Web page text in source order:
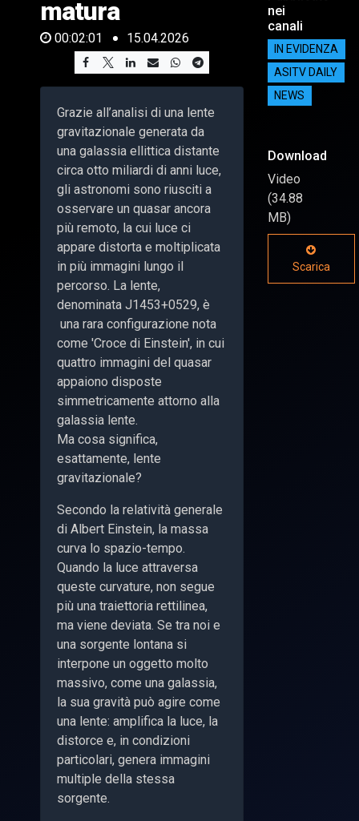
matura
00:02:01 15.04.2026
Grazie all’analisi di una lente
gravitazionale generata da
una galassia ellittica distante
circa otto miliardi di anni luce,
gli astronomi sono riusciti a
osservare un quasar ancora
più remoto, la cui luce ci
appare distorta e moltiplicata
in più immagini lungo il
percorso. La lente,
denominata J1453+0529, è
una rara configurazione nota
come 'Croce di Einstein', in cui
quattro immagini del quasar
appaiono disposte
simmetricamente attorno alla
galassia lente.
Ma cosa significa,
esattamente, lente
gravitazionale?
Secondo la relatività generale
di Albert Einstein, la massa
curva lo spazio-tempo.
Quando la luce attraversa
queste curvature, non segue
più una traiettoria rettilinea,
ma viene deviata. Se tra noi e
una sorgente lontana si
interpone un oggetto molto
massivo, come una galassia,
la sua gravità può agire come
una lente: amplifica la luce, la
distorce e, in condizioni
particolari, genera immagini
multiple della stessa
sorgente.
nei
canali
IN EVIDENZA
ASITV DAILY
NEWS
Download
Video
(34.88
MB)
Scarica